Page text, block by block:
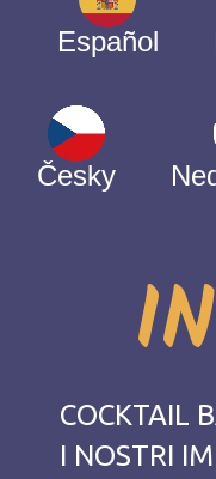
Español
Česky
COCKTAIL
I NOSTRI